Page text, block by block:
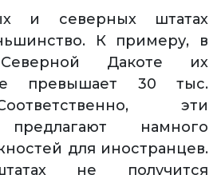
и северных штатах
К примеру, в
Дакоте их
превышает 30 тыс.
эти
предлагают намного
для иностранцев.
не получится